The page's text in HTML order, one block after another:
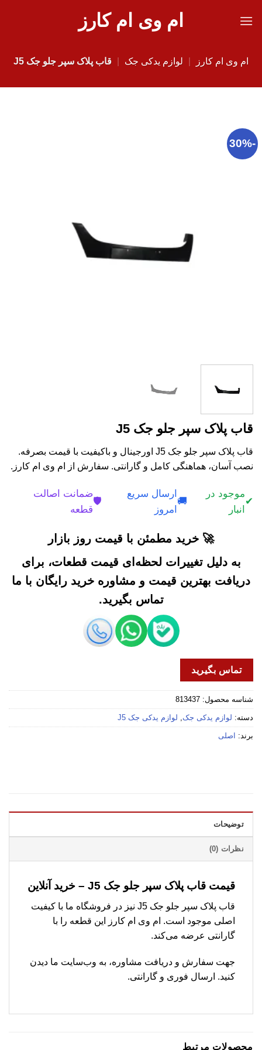
ام وی ام کارز
ام وی ام کارز لوازم یدکی جک قاب پلاک سپر جلو جک J5
-30%
قاب پلاک سپر جلو جک J5
قاب پلاک سپر جلو جک J5 اورجینال و باکیفیت با قیمت بصرفه.
نصب آسان، هماهنگی کامل و گارانتی. سفارش از ام وی ام کارز.
✔
موجود در
انبار
🚚
ارسال سریع
امروز
🛡️
ضمانت اصالت
قطعه
🚀 خرید مطمئن با قیمت روز بازار
به دلیل تغییرات لحظه‌ای قیمت قطعات، برای
دریافت بهترین قیمت و مشاوره خرید رایگان با ما
تماس بگیرید.
تماس بگیرید
شناسه محصول: 813437
دسته: لوازم یدکی جک, لوازم یدکی جک J5
برند: اصلی
توضیحات
نظرات (0)
قیمت قاب پلاک سپر جلو جک J5 – خرید آنلاین
قاب پلاک سپر جلو جک J5 نیز در فروشگاه ما با کیفیت
اصلی موجود است. ام وی ام کارز این قطعه را با
گارانتی عرضه می‌کند.
جهت سفارش و دریافت مشاوره، به وب‌سایت ما دیدن
کنید. ارسال فوری و گارانتی.
محصولات مرتبط